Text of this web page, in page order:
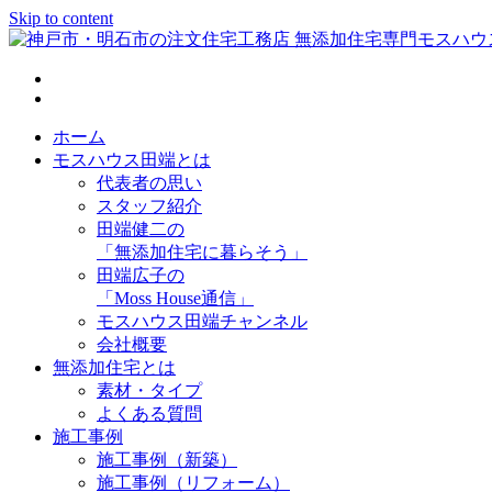
Skip to content
神戸市・明石市の注文住宅工務店 無添加住宅専門モスハウス
ホーム
モスハウス田端とは
代表者の思い
スタッフ紹介
田端健二の
「無添加住宅に暮らそう」
田端広子の
「Moss House通信」
モスハウス田端チャンネル
会社概要
無添加住宅とは
素材・タイプ
よくある質問
施工事例
施工事例（新築）
施工事例（リフォーム）